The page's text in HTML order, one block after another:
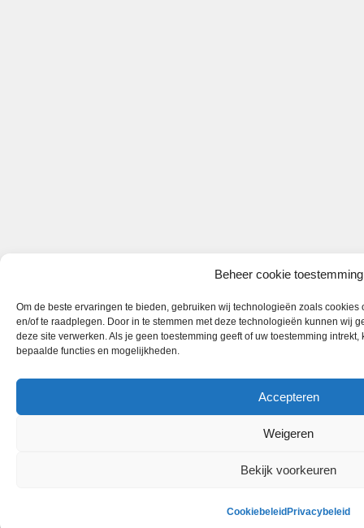
Beheer cookie toestemming
Om de beste ervaringen te bieden, gebruiken wij technologieën zoals
en/of te raadplegen. Door in te stemmen met deze technologieën kunnen wij
deze site verwerken. Als je geen toestemming geeft of uw toestemming
bepaalde functies en mogelijkheden.
Accepteren
Weigeren
Bekijk voorkeuren
Cookiebeleid Privacybeleid